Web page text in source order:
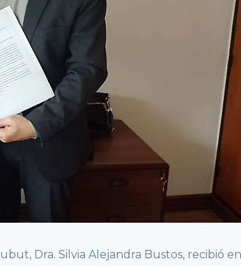
Dra. Silvia Alejandra Bustos, recibió en